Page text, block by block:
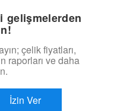
gelişmelerden
çelik fiyatları,
raporları ve daha
İzin Ver